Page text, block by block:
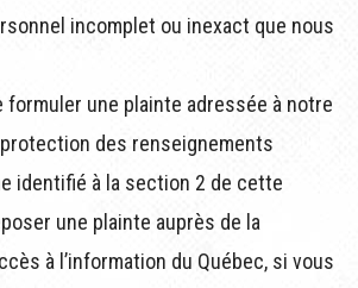
incomplet ou inexact que nous
formuler une plainte adressée à notre
des renseignements
identifié à la section 2 de cette
une plainte auprès de la
à l’information du Québec, si vous